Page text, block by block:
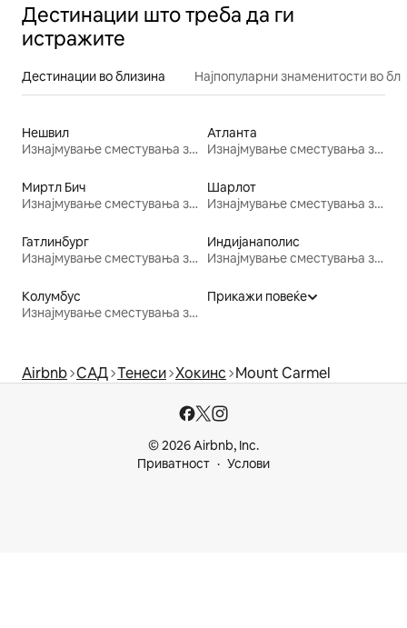
Дестинации што треба да ги
истражите
Дестинации во близина Најпопуларни знаменитости во
Нешвил
Изнајмување сместувања за одмор
Атланта
Изнајмување сместувања за одмор
Миртл Бич
Изнајмување сместувања за одмор
Шарлот
Изнајмување сместувања за одмор
Гатлинбург
Изнајмување сместувања за одмор
Индијанаполис
Изнајмување сместувања за одмор
Колумбус
Изнајмување сместувања за одмор
Прикажи повеќе
Airbnb САД Тенеси Хокинс Mount Carmel
© 2026 Airbnb, Inc.
Приватност
Услови